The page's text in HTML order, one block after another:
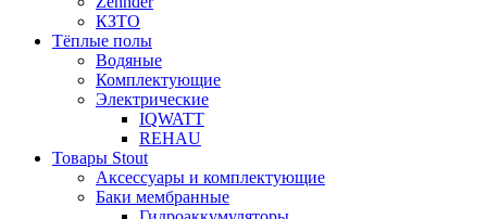
КЗТО
Тёплые полы
Водяные
Комплектующие
Электрические
IQWATT
REHAU
Товары Stout
Аксессуары и комплектующие
Баки мембранные